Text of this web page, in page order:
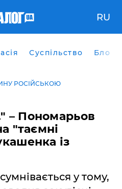
RU
Суспільство Блоги
РОСІЙСЬКОЮ
– Пономарьов
"таємні
із
у тому,